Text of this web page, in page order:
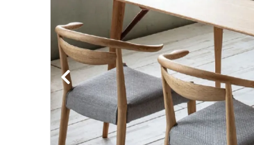
フランジパニラタン
mina perhonen